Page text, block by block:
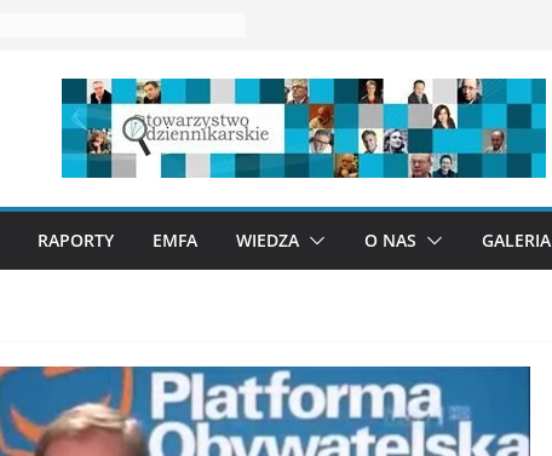
RAPORTY EMFA WIEDZA O NAS GALERIA